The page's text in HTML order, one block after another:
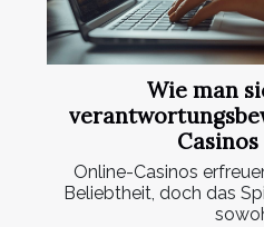
Wie man
Online-Casinos
Beliebtheit, doch das